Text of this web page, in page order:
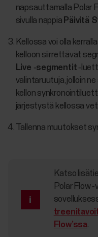
napsauttamalla Polar
sivulla nappia Päivitä
Kellossa voi olla
kelloon siirrettävät
Live ‑segmentit
valintaruutuja, jolloin
kellon
järjestystä kellossa
Tallenna muutokset
Katso
Polar Flow
Flow’ssa.